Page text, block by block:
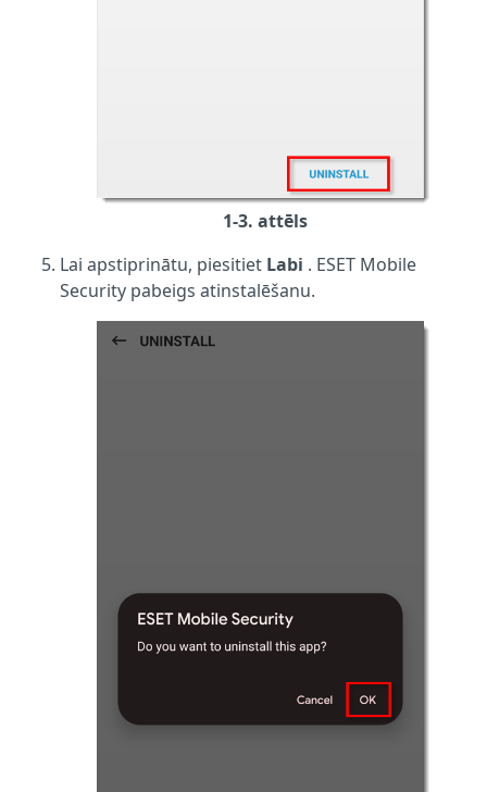
1-3. attēls
Lai apstiprinātu, piesitiet Labi . ESET Mobile
Security pabeigs atinstalēšanu.